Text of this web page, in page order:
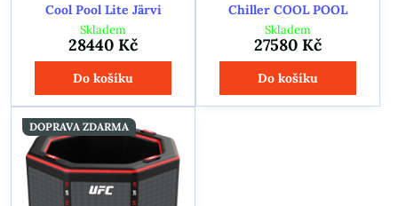
Cool Pool Lite Järvi
Skladem
28440 Kč
Do košíku
Chiller COOL POOL
Skladem
27580 Kč
Do košíku
DOPRAVA ZDARMA